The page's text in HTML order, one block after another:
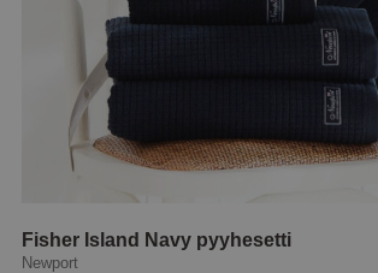
Fisher Island Navy pyyhesetti
Newport